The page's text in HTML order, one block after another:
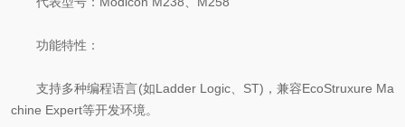
功能特性：
支持多种编程语言(如Ladder Logic、ST)，兼容EcoStruxure Ma
chine Expert等开发环境。